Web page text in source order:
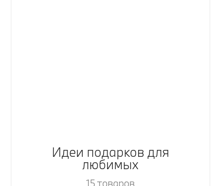
Идеи подарков для
любимых
15 товаров